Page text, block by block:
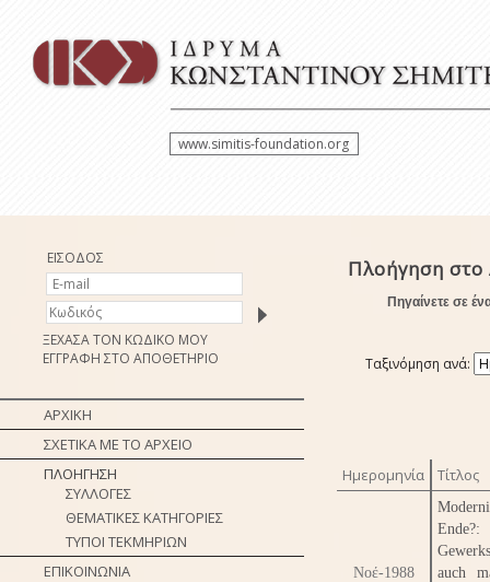
www.simitis-foundation.org
ΕΙΣΟΔΟΣ
ΞΕΧΑΣΑ ΤΟΝ ΚΩΔΙΚΟ ΜΟΥ
ΕΓΓΡΑΦΗ ΣΤΟ ΑΠΟΘΕΤΗΡΙΟ
ΑΡΧΙΚΗ
ΣΧΕΤΙΚΑ ΜΕ ΤΟ ΑΡΧΕΙΟ
ΠΛΟΗΓΗΣΗ
ΣΥΛΛΟΓΕΣ
ΘΕΜΑΤΙΚΕΣ ΚΑΤΗΓΟΡΙΕΣ
ΤΥΠΟΙ ΤΕΚΜΗΡΙΩΝ
ΕΠΙΚΟΙΝΩΝΙΑ
Πλοήγηση
Πηγαίνετε σε
Ταξινόμηση ανά:
Ημερομηνία Τίτλος
Νοέ-1988
auch